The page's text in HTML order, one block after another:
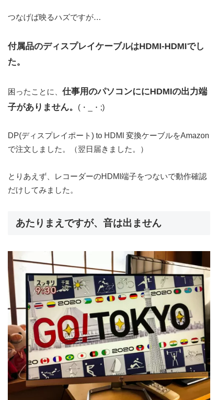
つなげば映るハズですが…
付属品のディスプレイケーブルはHDMI-HDMIでし
た。
困ったことに、 仕事用のパソコンににHDMIの出力端
子がありません。
(・_・;)
DP(ディスプレイポート) to HDMI 変換ケーブルをAmazon
で注文しました。（翌日届きました。）
とりあえず、レコーダーのHDMI端子をつないで動作確認
だけしてみました。
あたりまえですが、音は出ません